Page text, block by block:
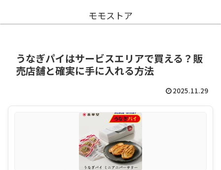
モモストア
うなぎパイはサービスエリアで買える？販
売店舗と確実に手に入れる方法
2025.11.29